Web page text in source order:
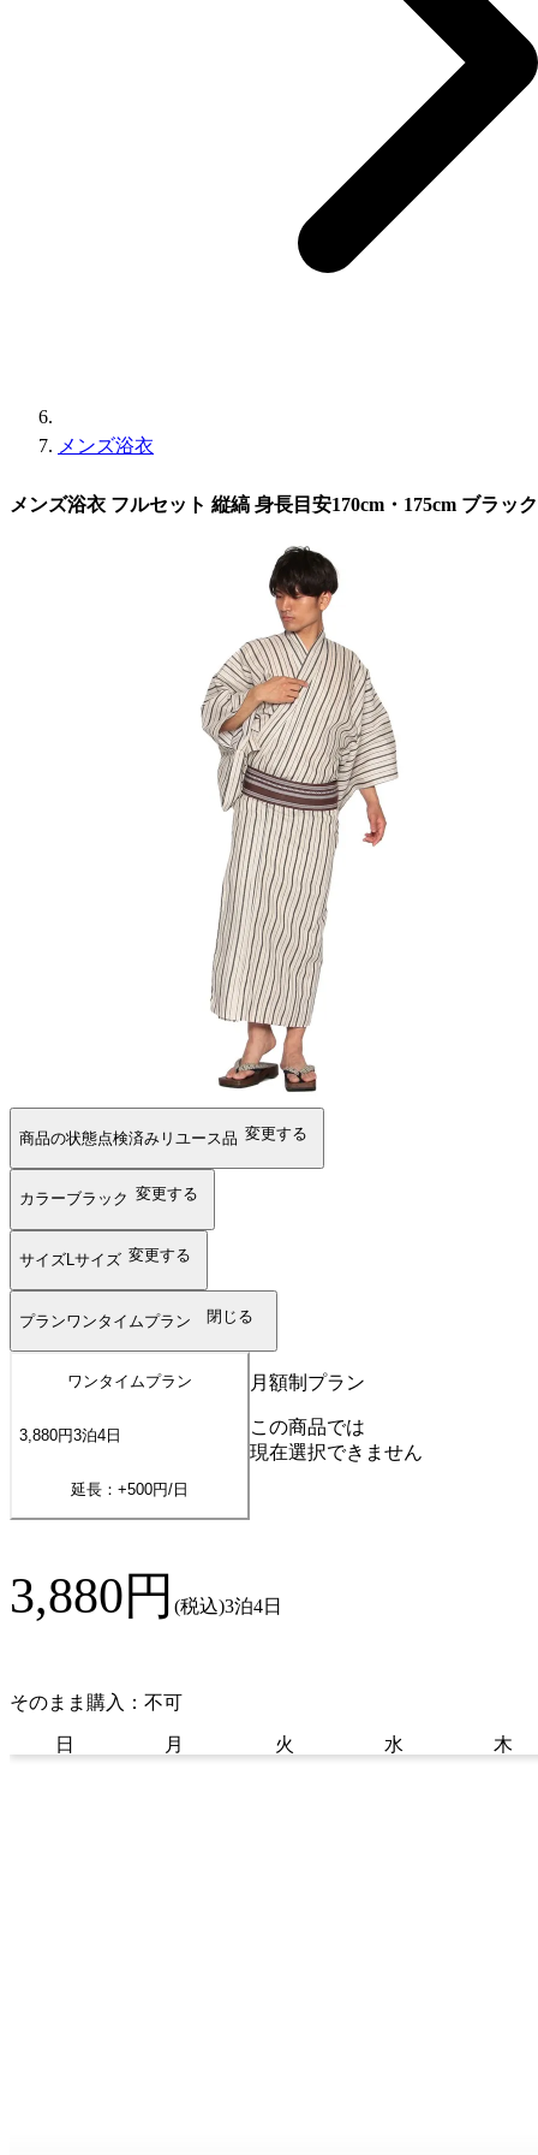
メンズ浴衣
メンズ浴衣 フルセット 縦縞 身長目安170cm・175cm ブラッ
商品の状態点検済みリユース品 変更する
カラーブラック 変更する
サイズLサイズ 変更する
プランワンタイムプラン 閉じる
ワンタイムプラン
3,880円3泊4 日
延長：+500円/日
月額制プラン
この商品では
現在選択できません
3,880円 (税込)3泊4日
そのまま購入：不可
日 月 火 水 木